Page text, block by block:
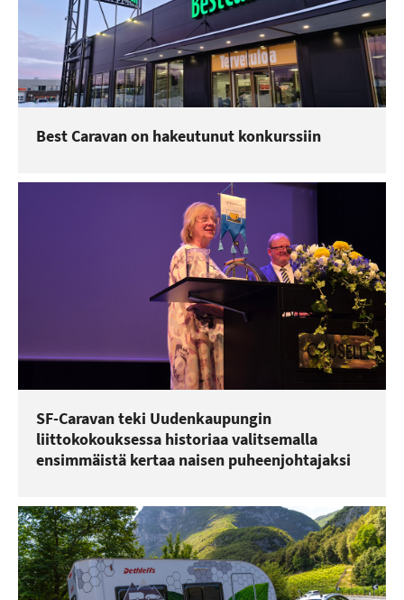
Best Caravan on hakeutunut konkurssiin
SF-Caravan teki Uudenkaupungin
liittokokouksessa historiaa valitsemalla
ensimmäistä kertaa naisen puheenjohtajaksi